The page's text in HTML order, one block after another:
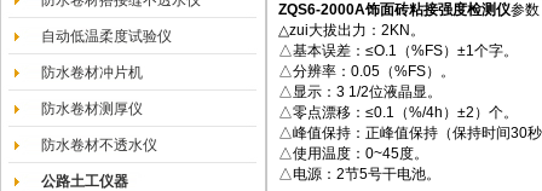
自动低温柔度试验仪
防水卷材冲片机
防水卷材测厚仪
防水卷材不透水仪
公路土工仪器
ZQS6-2000A饰面砖粘接强度检测仪参
△zui大拔出力：2KN。
△基本误差：≤O.1（%FS）±1个字。
△分辨率：0.05（%FS）。
△显示：3 1/2位液晶显。
△零点漂移：≤0.1（%/4h）±2）个。
△峰值保持：正峰值保持（保持时间30
△使用温度：0~45度。
△电源：2节5号干电池。